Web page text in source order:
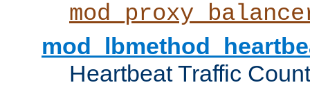
Heartbeat Traffic